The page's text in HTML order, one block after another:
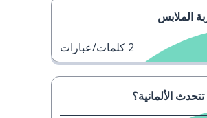
الملابس
2 كلمات/عبارات
الألمانية؟